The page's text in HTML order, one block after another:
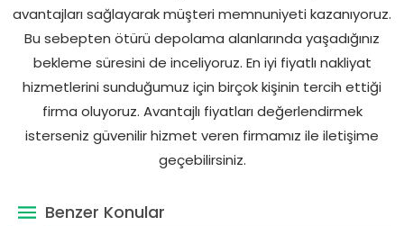
avantajları sağlayarak müşteri memnuniyeti kazanıyoruz.
Bu sebepten ötürü depolama alanlarında yaşadığınız
bekleme süresini de inceliyoruz. En iyi fiyatlı nakliyat
hizmetlerini sunduğumuz için birçok kişinin tercih ettiği
firma oluyoruz. Avantajlı fiyatları değerlendirmek
isterseniz güvenilir hizmet veren firmamız ile iletişime
geçebilirsiniz.
Benzer Konular